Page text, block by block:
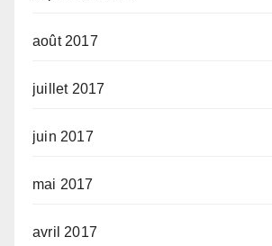
août 2017
juillet 2017
juin 2017
mai 2017
avril 2017